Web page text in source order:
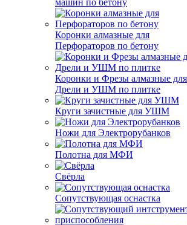
машин по бетону
Коронки алмазные для
Перфораторов по бетону
Коронки и Фрезы алмазные для
Дрели и УШМ по плитке
Круги зачистные для УШМ
Ножи для Электрорубанков
Полотна для МФИ
Свёрла
Сопутствующая оснастка